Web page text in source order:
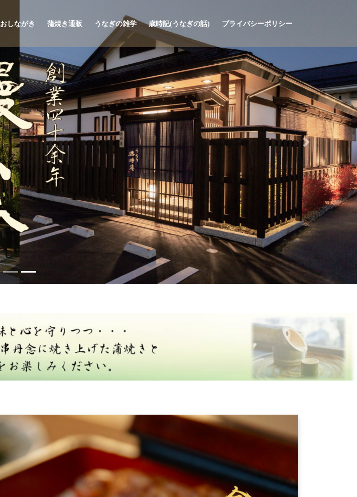
おしながき 蒲焼き通販 うなぎの雑学 歳時記(うなぎの話) プライバシーポリシー
Next